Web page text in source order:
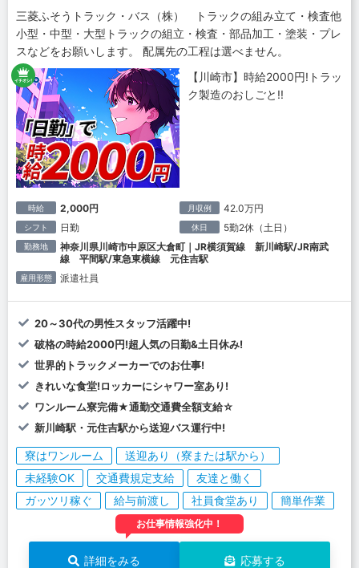
三菱ふそうトラック・バス（株） トラックの組み立て・検査他
小型・中型・大型トラックの組立・検査・部品加工・塗装・プレ
スなどをお願いします。 配属先の工程は選べません。
【川崎市】時給2000円!トラッ
ク製造のおしごと!!
時給 2,000円 月収例 42.0万円
シフト 日勤 休日 5勤2休（土日）
勤務地
神奈川県川崎市中原区大倉町｜JR横須賀線 新川崎駅/JR南武
線 平間駅/東急東横線 元住吉駅
雇用形態 派遣社員
20～30代の男性スタッフ活躍中!
破格の時給2000円!超人気の日勤&土日休み!
世界的トラックメーカーでのお仕事!
きれいな食堂!ロッカーにシャワー室あり!
ワンルーム寮完備★通勤交通費全額支給☆
新川崎駅・元住吉駅から送迎バス運行中!
寮はワンルーム
送迎あり（寮または駅から）
未経験OK
交通費規定支給
友達と働く
ガッツリ稼ぐ
給与前渡し 社員食堂あり 簡単作業
お仕事情報強化中！
詳細をみる 応募する